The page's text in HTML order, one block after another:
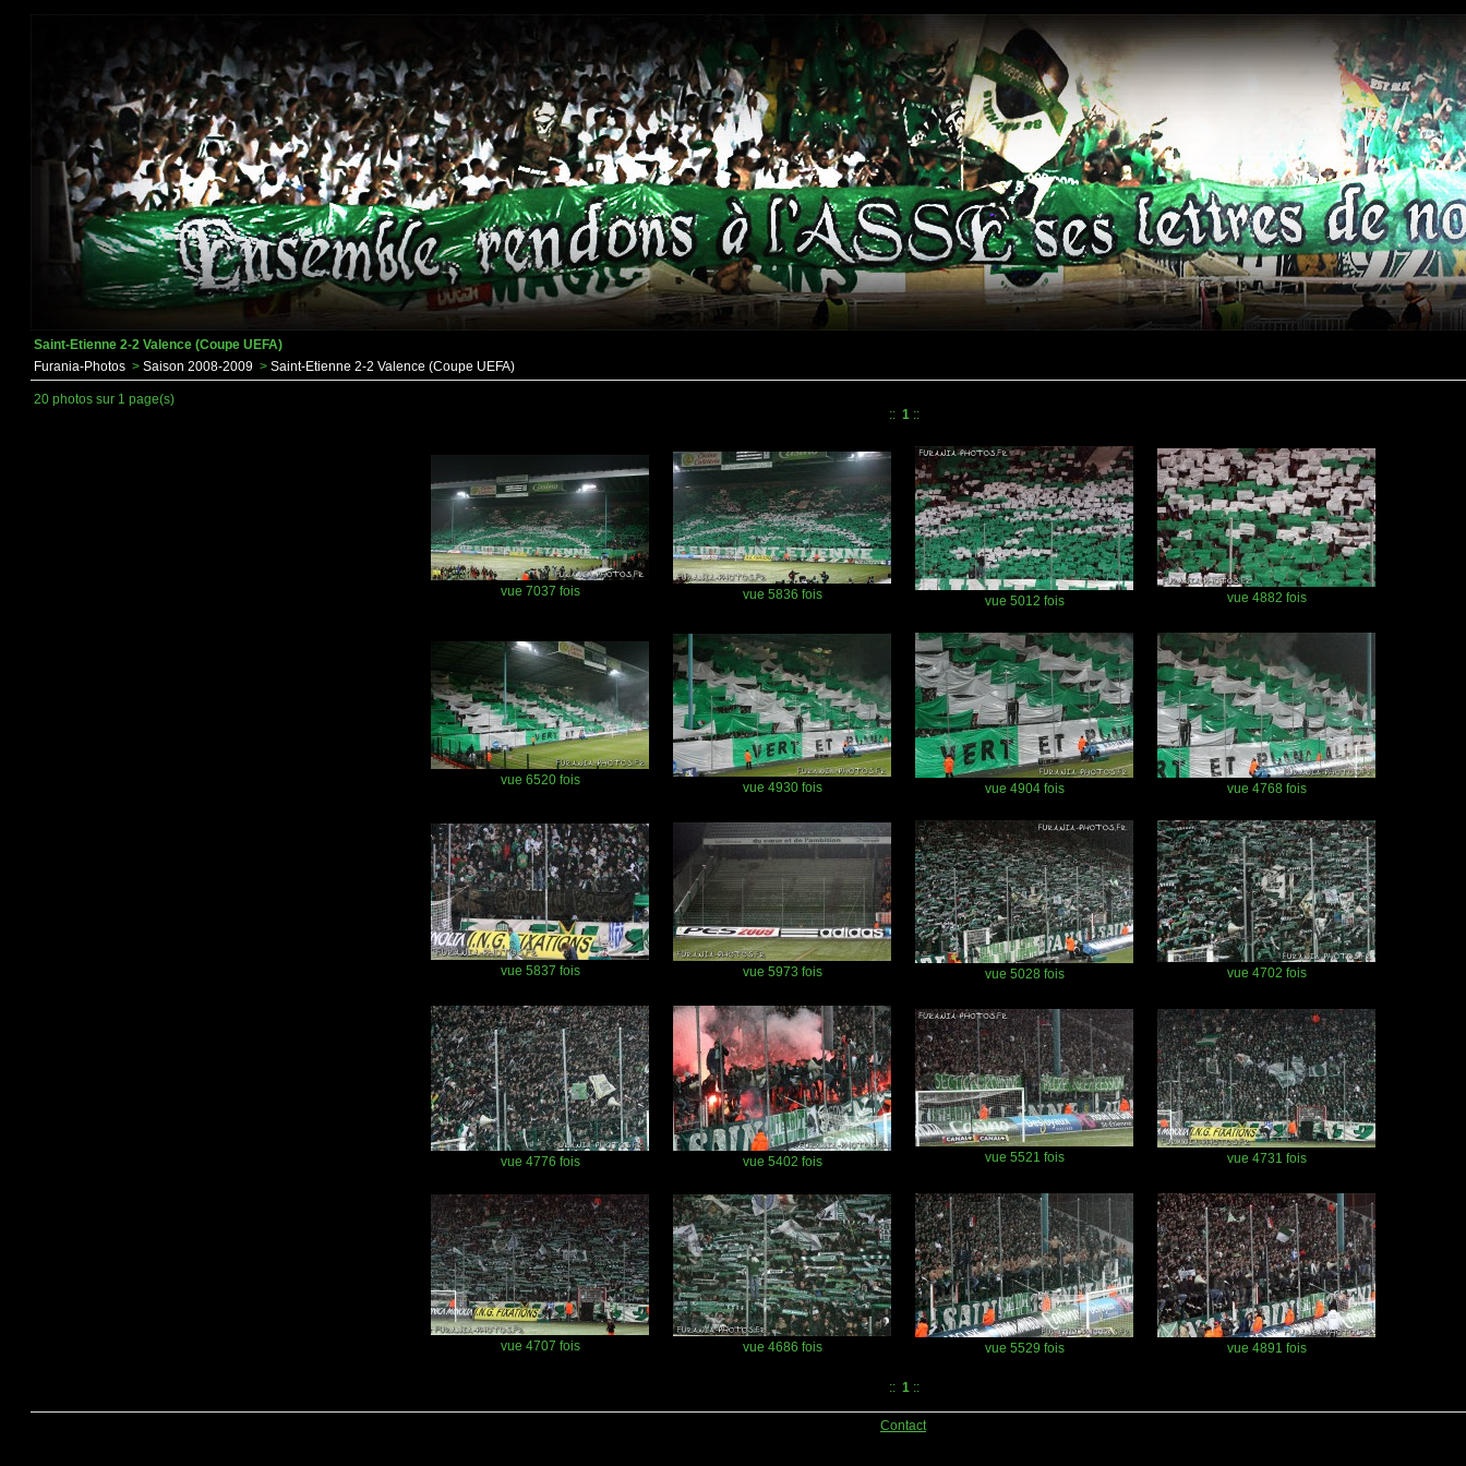
Saint-Etienne 2-2 Valence (Coupe UEFA)
Furania-Photos > Saison 2008-2009 > Saint-Etienne 2-2 Valence (Coupe UEFA)
20 photos sur 1 page(s)
:: 1::
vue 7037 fois vue 5836 fois vue 5012 fois vue 4882 fois
vue 6520 fois vue 4930 fois vue 4904 fois vue 4768 fois
vue 5837 fois vue 5973 fois vue 5028 fois vue 4702 fois
vue 4776 fois vue 5402 fois vue 5521 fois vue 4731 fois
vue 4707 fois vue 4686 fois vue 5529 fois vue 4891 fois
:: 1::
Contact